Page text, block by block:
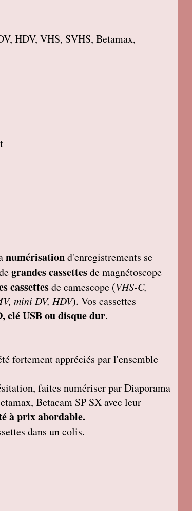
HDV, VHS, SVHS, Betamax,
numérisationd'enregistrements se
grandes cassettesde magnétoscope
cassettesde camescope (VHS-C,
mini DV, HDV). Vos cassettes
clé USB ou disque dur.
fortement appréciés par l'ensemble
faites numériser par Diaporama
Betacam SP SX avec leur
à prix abordable.
dans un colis.